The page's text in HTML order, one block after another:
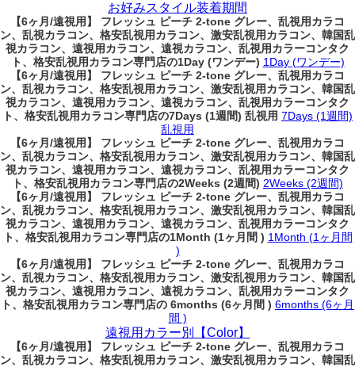
お好みスタイル装着期間
【6ヶ月/遠視用】 フレッシュ ピーチ 2-tone グレー、乱視用カラコ
ン、乱視カラコン、格安乱視用カラコン、激安乱視用カラコン、韓国乱
視カラコン、遠視用カラコン、遠視カラコン、乱視用カラーコンタク
ト、格安乱視用カラコン専門店の1Day (ワンデー) 1Day (ワンデー)
【6ヶ月/遠視用】 フレッシュ ピーチ 2-tone グレー、乱視用カラコ
ン、乱視カラコン、格安乱視用カラコン、激安乱視用カラコン、韓国乱
視カラコン、遠視用カラコン、遠視カラコン、乱視用カラーコンタク
ト、格安乱視用カラコン専門店の7Days (1週間) 乱視用 7Days (1週間)
乱視用
【6ヶ月/遠視用】 フレッシュ ピーチ 2-tone グレー、乱視用カラコ
ン、乱視カラコン、格安乱視用カラコン、激安乱視用カラコン、韓国乱
視カラコン、遠視用カラコン、遠視カラコン、乱視用カラーコンタク
ト、格安乱視用カラコン専門店の2Weeks (2週間) 2Weeks (2週間)
【6ヶ月/遠視用】 フレッシュ ピーチ 2-tone グレー、乱視用カラコ
ン、乱視カラコン、格安乱視用カラコン、激安乱視用カラコン、韓国乱
視カラコン、遠視用カラコン、遠視カラコン、乱視用カラーコンタク
ト、格安乱視用カラコン専門店の1Month (1ヶ月間 ) 1Month (1ヶ月間
)
【6ヶ月/遠視用】 フレッシュ ピーチ 2-tone グレー、乱視用カラコ
ン、乱視カラコン、格安乱視用カラコン、激安乱視用カラコン、韓国乱
視カラコン、遠視用カラコン、遠視カラコン、乱視用カラーコンタク
ト、格安乱視用カラコン専門店の 6months (6ヶ月間 ) 6months (6ヶ月
間 )
遠視用カラー別【Color】
【6ヶ月/遠視用】 フレッシュ ピーチ 2-tone グレー、乱視用カラコ
ン、乱視カラコン、格安乱視用カラコン、激安乱視用カラコン、韓国乱